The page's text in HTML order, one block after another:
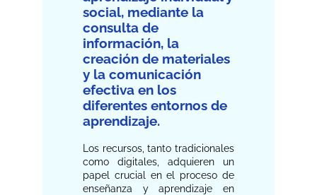
social, mediante la
consulta de
información, la
creación de materiales
y la comunicación
efectiva en los
diferentes entornos de
aprendizaje.
Los recursos, tanto tradicionales
como digitales, adquieren un
papel crucial en el proceso de
enseñanza y aprendizaje en